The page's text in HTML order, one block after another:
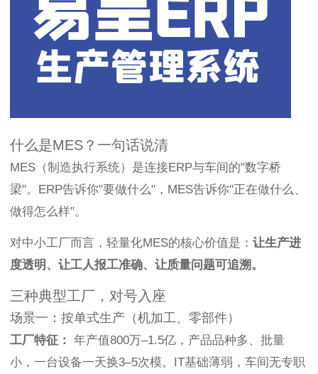
什么是MES？一句话说清
MES（制造执行系统）是连接ERP与车间的"数字桥
梁"。ERP告诉你"要做什么"，MES告诉你"正在做什么、
做得怎么样"。
对中小工厂而言，轻量化MES的核心价值是： 让生产进
度透明、让工人报工准确、让质量问题可追溯。
三种典型工厂，对号入座
场景一：按单式生产（机加工、零部件）
工厂特征：
年产值800万–1.5亿，产品品种多、批量
小，一台设备一天换3–5次模。IT基础薄弱，车间无专职